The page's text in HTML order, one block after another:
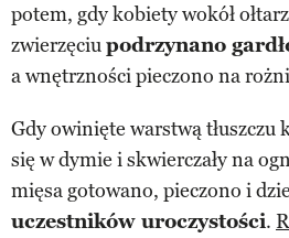
potem, gdy kobiety wokół
zwierzęciupodrzynano
a wnętrzności pieczono na
Gdy owinięte warstwą tłuszczu
się w dymie i skwierczały na
mięsa gotowano, pieczono i
uczestników uroczystości.